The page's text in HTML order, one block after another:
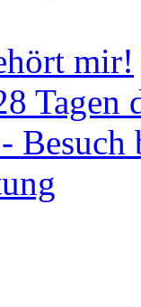
mir!
Tagen
Besuch